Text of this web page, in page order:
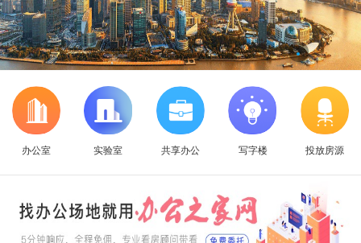
办公室 实验室 共享办公 写字楼 投放房源